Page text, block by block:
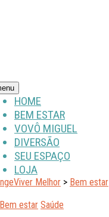
HOME
BEM ESTAR
VOVÔ MIGUEL
DIVERSÃO
SEU ESPAÇO
LOJA
Melhor > Bem estar
Bem estar Saúde